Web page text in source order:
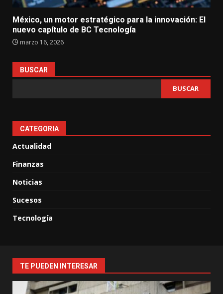
México, un motor estratégico para la innovación: El
nuevo capítulo de BC Tecnología
marzo 16, 2026
BUSCAR
BUSCAR
CATEGORIA
Actualidad
Finanzas
Noticias
Sucesos
Tecnología
TE PUEDEN INTERESAR